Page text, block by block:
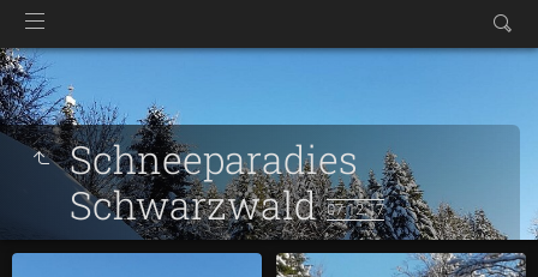
Schneeparadies
Schwarzwald07.12.17